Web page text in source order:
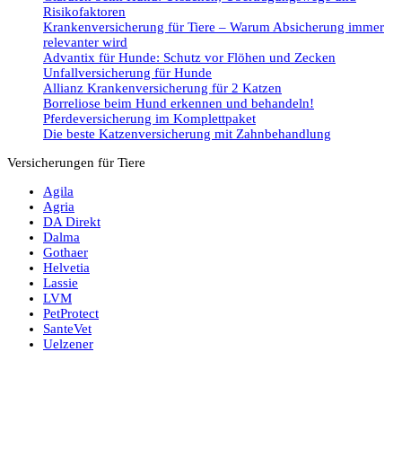
Risikofaktoren
Krankenversicherung für Tiere – Warum Absicherung immer
relevanter wird
Advantix für Hunde: Schutz vor Flöhen und Zecken
Unfallversicherung für Hunde
Allianz Krankenversicherung für 2 Katzen
Borreliose beim Hund erkennen und behandeln!
Pferdeversicherung im Komplettpaket
Die beste Katzenversicherung mit Zahnbehandlung
Versicherungen für Tiere
Agila
Agria
DA Direkt
Dalma
Gothaer
Helvetia
Lassie
LVM
PetProtect
SanteVet
Uelzener